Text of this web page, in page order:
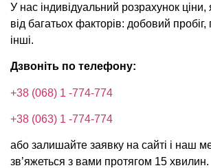
У нас індивідуальний розрахунок
від багатьох факторів: добовий
інші.
Дзвоніть по телефону:
+38 (068) 1 -774-774
+38 (063) 1 -774-774
або залишайте заявку на сайті і наш
зв’яжеться з вами протягом 15 хвилин.